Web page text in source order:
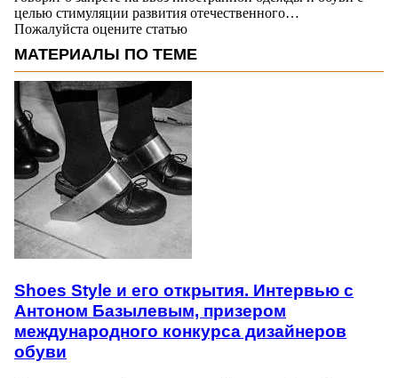
целью стимуляции развития отечественного…
Пожалуйста оцените статью
МАТЕРИАЛЫ ПО ТЕМЕ
Shoes Style и его открытия. Интервью с
Антоном Базылевым, призером
международного конкурса дизайнеров
обуви